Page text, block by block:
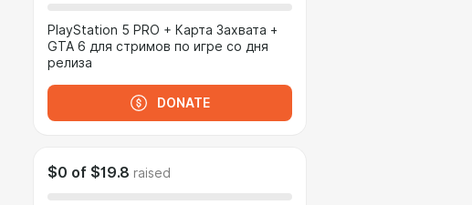
PlayStation 5 PRO + Карта Захвата +
GTA 6 для стримов по игре со дня
релиза
DONATE
$0 of $19.8 raised